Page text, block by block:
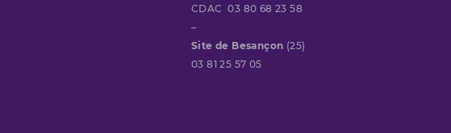
CDAC 03 80 68 23 58
–
Site de Besançon (25)
03 81 25 57 05